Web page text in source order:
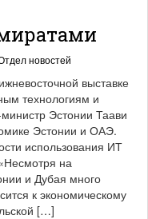
новостей
выставке
технологиям и
Эстонии Таави
Эстонии и ОАЭ.
использования ИТ
на
и Дубая много
к экономическому
[…]